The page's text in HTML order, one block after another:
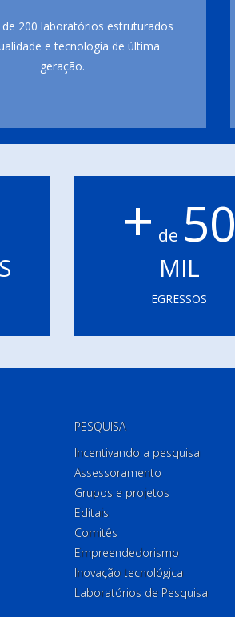
de 200 laboratórios estruturados
e tecnologia de última
geração.
+ de 50
MIL
EGRESSOS
PESQUISA
Incentivando a pesquisa
Assessoramento
Grupos e projetos
Editais
Comitês
Empreendedorismo
Inovação tecnológica
Laboratórios de Pesquisa